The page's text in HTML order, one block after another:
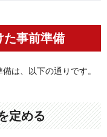
た事前準備
は、以下の通りです。
定める